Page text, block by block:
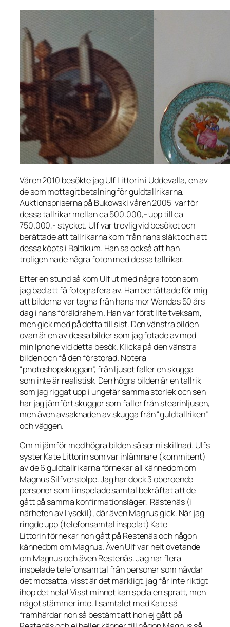
Våren 2010 besökte jag Ulf Littorin i Uddevalla, en av
de som mottagit betalning för guldtallrikarna.
Auktionspriserna på Bukowski våren 2005 var för
dessa tallrikar mellan ca 500.000,- upp till ca
750.000,- stycket. Ulf var trevlig vid besöket och
berättade att tallrikarna kom från hans släkt och att
dessa köpts i Baltikum. Han sa också att han
troligen hade några foton med dessa tallrikar.
Efter en stund så kom Ulf ut med några foton som
jag bad att få fotografera av. Han bertättade för mig
att bilderna var tagna från hans mor Wandas 50 års
dag i hans föräldrahem. Han var först lite tveksam,
men gick med på detta till sist. Den vänstra bilden
ovan är en av dessa bilder som jag fotade av med
min Iphone vid detta besök. Klicka på den vänstra
bilden och få den förstorad. Notera
“photoshopskuggan”, från ljuset faller en skugga
som inte är realistisk Den högra bilden är en tallrik
som jag riggat upp i ungefär samma storlek och sen
har jag jämfört skuggor som faller från stearinljusen,
men även avsaknaden av skugga från “guldtallriken”
och väggen.
Om ni jämför med högra bilden så ser ni skillnad. Ulfs
syster Kate Littorin som var inlämnare (kommitent)
av de 6 guldtallrikarna förnekar all kännedom om
Magnus Silfverstolpe. Jag har dock 3 oberoende
personer som i inspelade samtal bekräftat att de
gått på samma konfirmationsläger, Rästenäs (i
närheten av Lysekil), där även Magnus gick. När jag
ringde upp (telefonsamtal inspelat) Kate
Littorin förnekar hon gått på Restenäs och någon
kännedom om Magnus. Även Ulf var helt ovetande
om Magnus och även Restenäs. Jag har flera
inspelade telefonsamtal från personer som hävdar
det motsatta, visst är det märkligt, jag får inte riktigt
ihop det hela! Visst minnet kan spela en spratt, men
något stämmer inte. I samtalet med Kate så
framhärdar hon så bestämt att hon ej gått på